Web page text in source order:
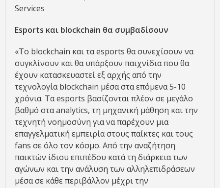
Services
Esports και blockchain θα συμβαδίσουν
«Το blockchain και τα esports θα συνεχίσουν να
συγκλίνουν και θα υπάρξουν παιχνίδια που θα
έχουν κατασκευαστεί εξ αρχής από την
τεχνολογία blockchain μέσα στα επόμενα 5-10
χρόνια. Τα esports βασίζονται πλέον σε μεγάλο
βαθμό στα analytics, τη μηχανική μάθηση και την
τεχνητή νοημοσύνη για να παρέχουν μια
επαγγελματική εμπειρία στους παίκτες και τους
fans σε όλο τον κόσμο. Από την αναζήτηση
παικτών ίδιου επιπέδου κατά τη διάρκεια των
αγώνων και την ανάλυση των αλληλεπιδράσεων
μέσα σε κάθε περιβάλλον μέχρι την